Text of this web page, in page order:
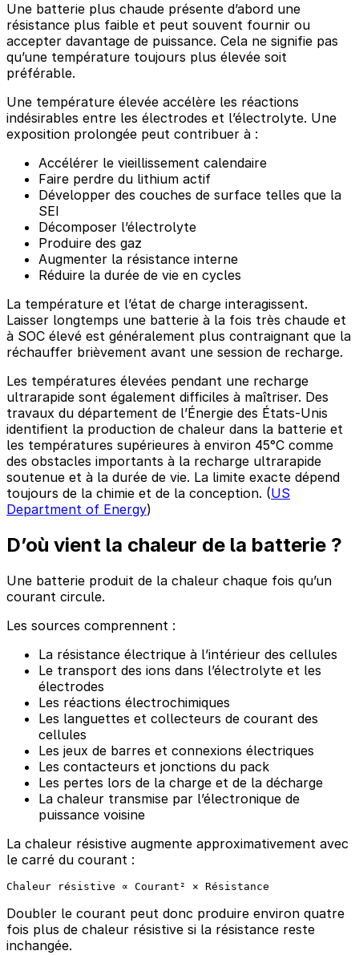
Une batterie plus chaude présente d’abord une
résistance plus faible et peut souvent fournir ou
accepter davantage de puissance. Cela ne signifie pas
qu’une température toujours plus élevée soit
préférable.
Une température élevée accélère les réactions
indésirables entre les électrodes et l’électrolyte. Une
exposition prolongée peut contribuer à :
Accélérer le vieillissement calendaire
Faire perdre du lithium actif
Développer des couches de surface telles que la
SEI
Décomposer l’électrolyte
Produire des gaz
Augmenter la résistance interne
Réduire la durée de vie en cycles
La température et l’état de charge interagissent.
Laisser longtemps une batterie à la fois très chaude et
à SOC élevé est généralement plus contraignant que la
réchauffer brièvement avant une session de recharge.
Les températures élevées pendant une recharge
ultrarapide sont également difficiles à maîtriser. Des
travaux du département de l’Énergie des États-Unis
identifient la production de chaleur dans la batterie et
les températures supérieures à environ 45°C comme
des obstacles importants à la recharge ultrarapide
soutenue et à la durée de vie. La limite exacte dépend
toujours de la chimie et de la conception. (US
Department of Energy)
D’où vient la chaleur de la batterie ?
Une batterie produit de la chaleur chaque fois qu’un
courant circule.
Les sources comprennent :
La résistance électrique à l’intérieur des cellules
Le transport des ions dans l’électrolyte et les
électrodes
Les réactions électrochimiques
Les languettes et collecteurs de courant des
cellules
Les jeux de barres et connexions électriques
Les contacteurs et jonctions du pack
Les pertes lors de la charge et de la décharge
La chaleur transmise par l’électronique de
puissance voisine
La chaleur résistive augmente approximativement avec
le carré du courant :
Doubler le courant peut donc produire environ quatre
fois plus de chaleur résistive si la résistance reste
inchangée.